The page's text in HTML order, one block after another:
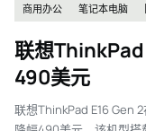
商用办公 笔记本电脑
联想
490美元
联想ThinkPad E16 Gen